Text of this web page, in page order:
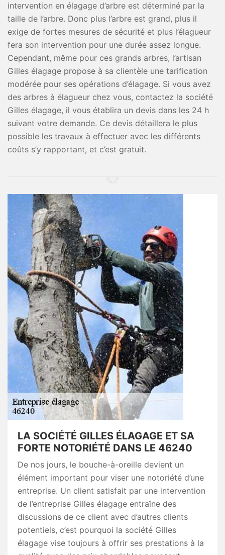
intervention en élagage d’arbre est déterminé par la
taille de l’arbre. Donc plus l’arbre est grand, plus il
exige de fortes mesures de sécurité et plus l’élagueur
fera son intervention pour une durée assez longue.
Cependant, même pour ces grands arbres, l’artisan
Gilles élagage propose à sa clientèle une tarification
modérée pour ses opérations d’élagage. Si vous avez
des arbres à élagueur chez vous, contactez la société
Gilles élagage, il vous établira un devis dans les 24 h
suivant votre demande. Ce devis détaillera le plus
possible les travaux à effectuer avec les différents
coûts s’y rapportant, et c’est gratuit.
LA SOCIÉTÉ GILLES ÉLAGAGE ET SA
FORTE NOTORIÉTÉ DANS LE 46240
De nos jours, le bouche-à-oreille devient un
élément important pour viser une notoriété d’une
entreprise. Un client satisfait par une intervention
de l’entreprise Gilles élagage entraîne des
discussions de ce client avec d’autres clients
potentiels, c’est pourquoi la société Gilles
élagage vise toujours à offrir ses prestations à la